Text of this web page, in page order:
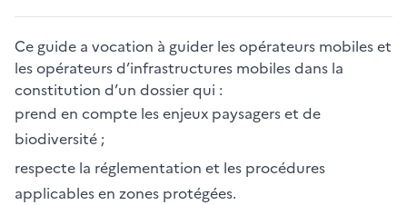
Ce guide a vocation à guider les opérateurs mobiles et
les opérateurs d’infrastructures mobiles dans la
constitution d’un dossier qui :
prend en compte les enjeux paysagers et de
biodiversité ;
respecte la réglementation et les procédures
applicables en zones protégées.